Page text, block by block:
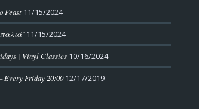
Feast 11/15/2024
11/15/2024
| Vinyl Classics 10/16/2024
Every Friday 20:00 12/17/2019